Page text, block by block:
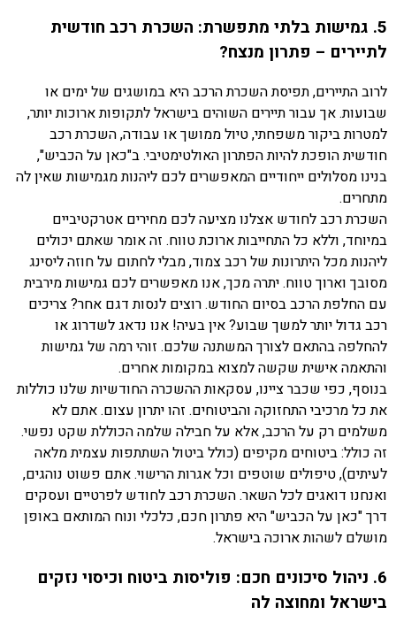
5. גמישות בלתי מתפשרת: השכרת רכב חודשית
לתיירים – פתרון מנצח?
לרוב התיירים, תפיסת השכרת הרכב היא במושגים של ימים או
שבועות. אך עבור תיירים השוהים בישראל לתקופות ארוכות יותר,
למטרות ביקור משפחתי, טיול ממושך או עבודה, השכרת רכב
חודשית הופכת להיות הפתרון האולטימטיבי. ב"כאן על הכביש",
בנינו מסלולים ייחודיים המאפשרים לכם ליהנות מגמישות שאין לה
מתחרים.
השכרת רכב לחודש אצלנו מציעה לכם מחירים אטרקטיביים
במיוחד, וללא כל התחייבות ארוכת טווח. זה אומר שאתם יכולים
ליהנות מכל היתרונות של רכב צמוד, מבלי לחתום על חוזה ליסינג
מסובך וארוך טווח. יתרה מכך, אנו מאפשרים לכם גמישות מירבית
עם החלפת הרכב בסיום החודש. רוצים לנסות דגם אחר? צריכים
רכב גדול יותר למשך שבוע? אין בעיה! אנו נדאג לשדרוג או
להחלפה בהתאם לצורך המשתנה שלכם. זוהי רמה של גמישות
והתאמה אישית שקשה למצוא במקומות אחרים.
בנוסף, כפי שכבר ציינו, עסקאות ההשכרה החודשיות שלנו כוללות
את כל מרכיבי התחזוקה והביטוחים. זהו יתרון עצום. אתם לא
משלמים רק על הרכב, אלא על חבילה שלמה הכוללת שקט נפשי.
זה כולל: ביטוחים מקיפים (כולל ביטול השתתפות עצמית מלאה
לעיתים), טיפולים שוטפים וכל אגרות הרישוי. אתם פשוט נוהגים,
ואנחנו דואגים לכל השאר. השכרת רכב לחודש לפרטיים ועסקים
דרך "כאן על הכביש" היא פתרון חכם, כלכלי ונוח המותאם באופן
מושלם לשהות ארוכה בישראל.
6. ניהול סיכונים חכם: פוליסות ביטוח וכיסוי נזקים
בישראל ומחוצה לה